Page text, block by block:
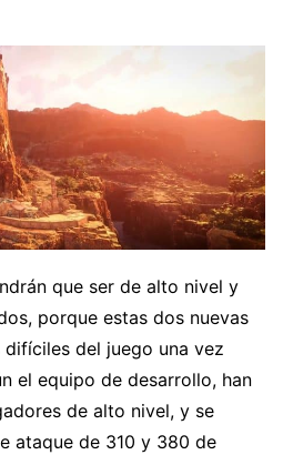
que ser de alto nivel y
porque estas dos nuevas
difíciles del juego una vez
el equipo de desarrollo, han
de alto nivel, y se
ataque de 310 y 380 de